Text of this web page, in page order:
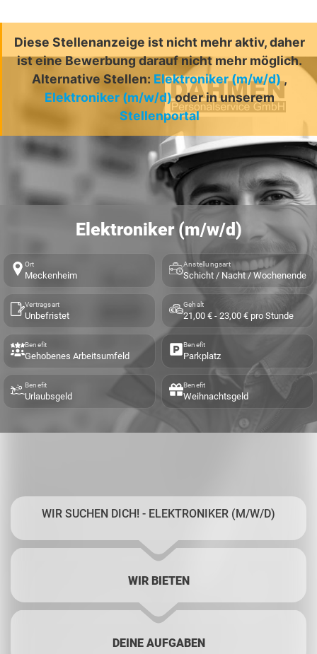
Diese Stellenanzeige ist nicht mehr aktiv, daher
ist eine Bewerbung darauf nicht mehr möglich.
Alternative Stellen: Elektroniker (m/w/d),
Elektroniker (m/w/d)oder in unserem
Stellenportal
Elektroniker (m/w/d)
Ort
Meckenheim
Anstellungsart
Schicht / Nacht / Wochenende
Vertragsart
Unbefristet
Gehalt
21,00 € - 23,00 € pro Stunde
Benefit
Gehobenes Arbeitsumfeld
Benefit
Parkplatz
Benefit
Urlaubsgeld
Benefit
Weihnachtsgeld
WIR SUCHEN DICH! - ELEKTRONIKER (M/W/D)
WIR BIETEN
DEINE AUFGABEN